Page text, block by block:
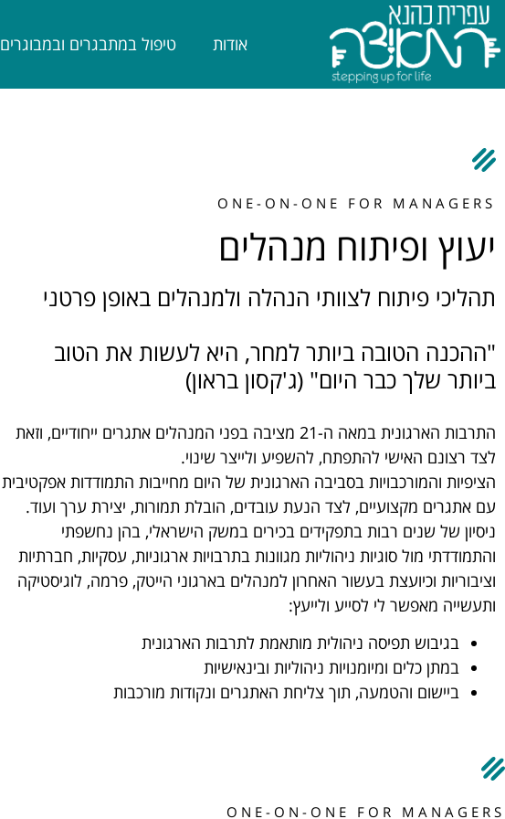
אודות טיפול במתבגרים ובמבוגרים
ONE-ON-ONE FOR MANAGERS
יעוץ ופיתוח מנהלים
תהליכי פיתוח לצוותי הנהלה ולמנהלים באופן פרטני
"ההכנה הטובה ביותר למחר, היא לעשות את הטוב
ביותר שלך כבר היום" (ג'קסון בראון)
התרבות הארגונית במאה ה-21 מציבה בפני המנהלים אתגרים ייחודיים, וזאת
לצד רצונם האישי להתפתח, להשפיע ולייצר שינוי.
הציפיות והמורכבויות בסביבה הארגונית של היום מחייבות התמודדות אפקטיבית
עם אתגרים מקצועיים, לצד הנעת עובדים, הובלת תמורות, יצירת ערך ועוד.
ניסיון של שנים רבות בתפקידים בכירים במשק הישראלי, בהן נחשפתי
והתמודדתי מול סוגיות ניהוליות מגוונות בתרבויות ארגוניות, עסקיות, חברתיות
וציבוריות וכיועצת בעשור האחרון למנהלים בארגוני הייטק, פרמה, לוגיסטיקה
ותעשייה מאפשר לי לסייע ולייעץ:
בגיבוש תפיסה ניהולית מותאמת לתרבות הארגונית
במתן כלים ומיומנויות ניהוליות ובינאישיות
ביישום והטמעה, תוך צליחת האתגרים ונקודות מורכבות
ONE-ON-ONE FOR MANAGERS